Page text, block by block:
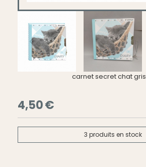
carnet secret chat gris
4,50€
3 produits en stock